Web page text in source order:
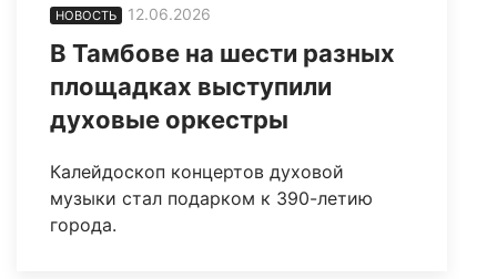
НОВОСТЬ 12.06.2026
В Тамбове на шести разных
площадках выступили
духовые оркестры
Калейдоскоп концертов духовой
музыки стал подарком к 390-летию
города.